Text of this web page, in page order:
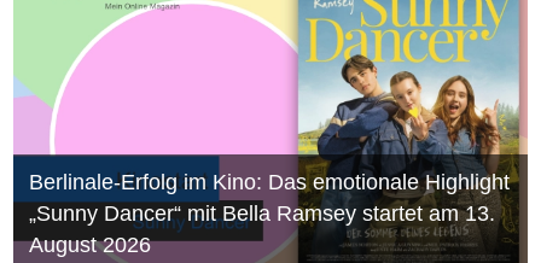
Berlinale-Erfolg im Kino: Das emotionale Highlight
„Sunny Dancer“ mit Bella Ramsey startet am 13.
August 2026